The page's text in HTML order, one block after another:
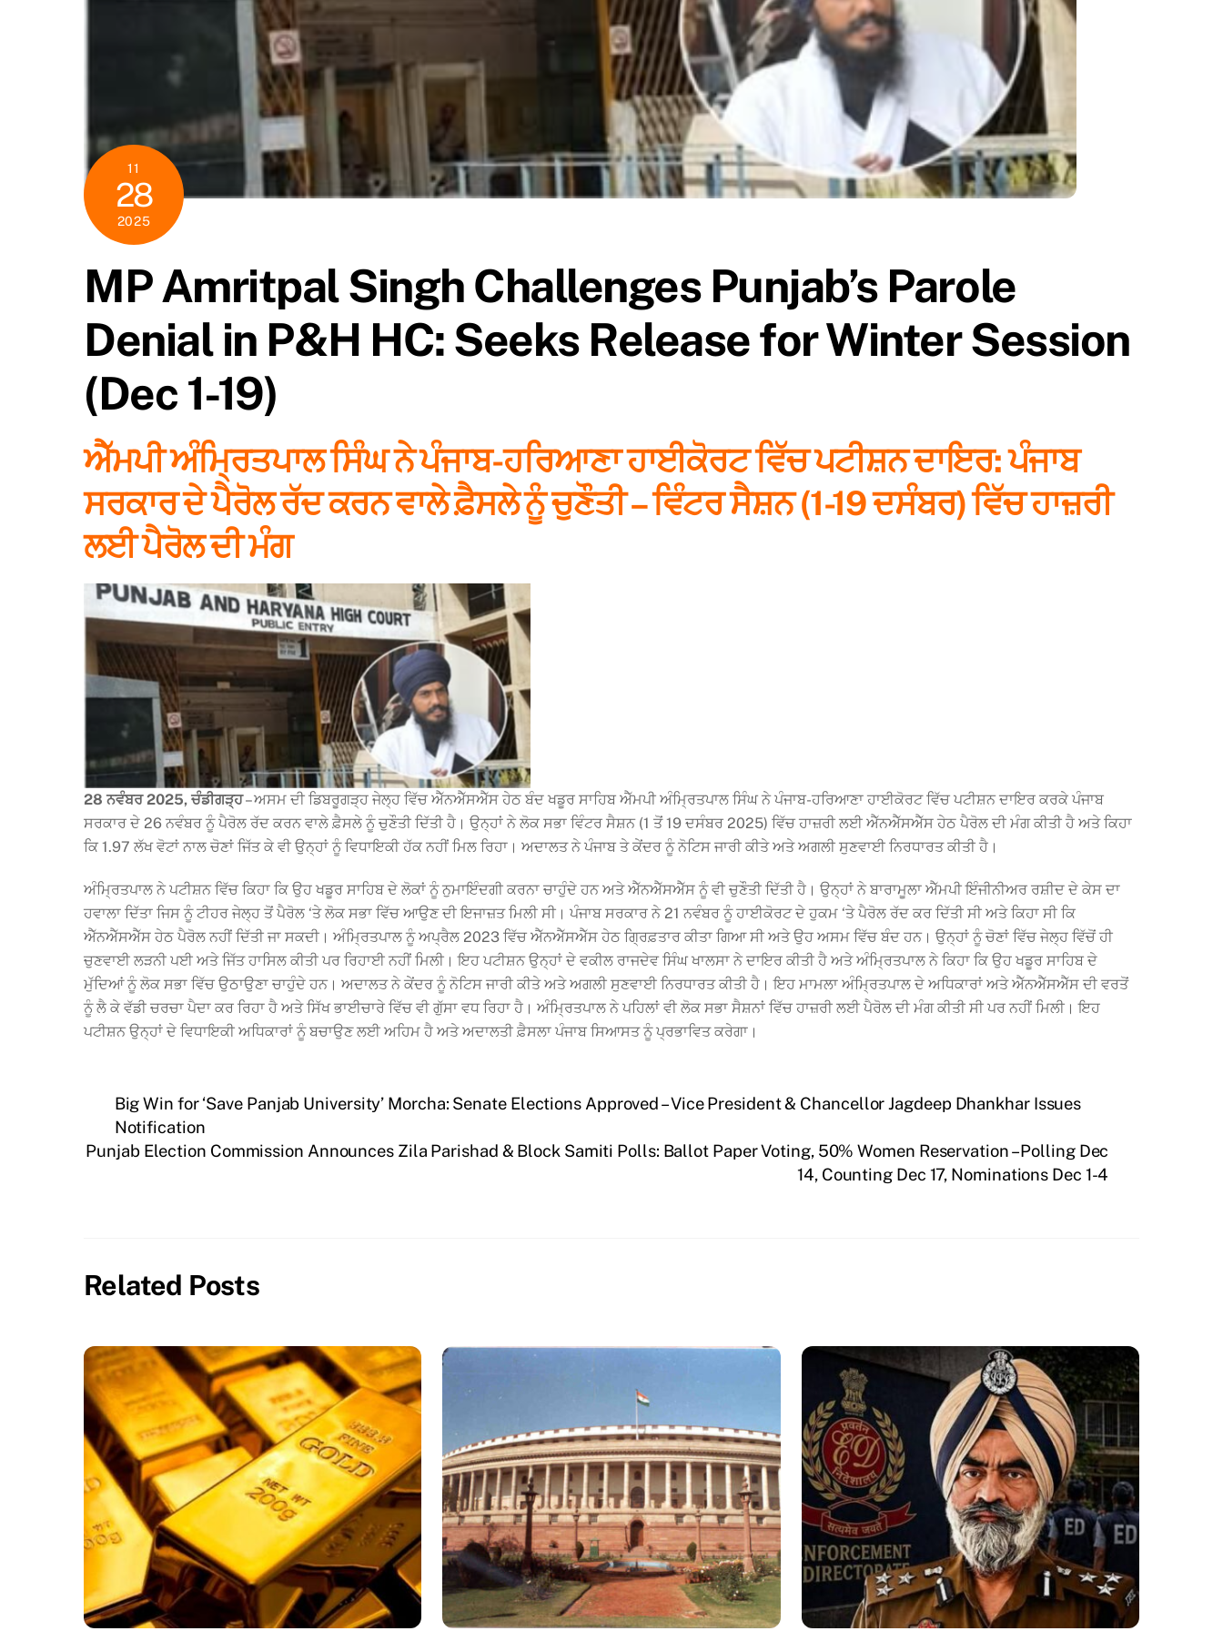
11
28
2025
MP Amritpal Singh Challenges Punjab’s Parole
Denial in P&H HC: Seeks Release for Winter Session
(Dec 1-19)
ਐੱਮਪੀ ਅੰਮ੍ਰਿਤਪਾਲ ਸਿੰਘ ਨੇ ਪੰਜਾਬ-ਹਰਿਆਣਾ ਹਾਈਕੋਰਟ ਵਿੱਚ ਪਟੀਸ਼ਨ ਦਾਇਰ: ਪੰਜਾਬ
ਸਰਕਾਰ ਦੇ ਪੈਰੋਲ ਰੱਦ ਕਰਨ ਵਾਲੇ ਫ਼ੈਸਲੇ ਨੂੰ ਚੁਣੌਤੀ – ਵਿੰਟਰ ਸੈਸ਼ਨ (1-19 ਦਸੰਬਰ) ਵਿੱਚ ਹਾਜ਼ਰੀ
ਲਈ ਪੈਰੋਲ ਦੀ ਮੰਗ
28 ਨਵੰਬਰ 2025, ਚੰਡੀਗੜ੍ਹ– ਅਸਮ ਦੀ ਡਿਬਰੂਗੜ੍ਹ ਜੇਲ੍ਹ ਵਿੱਚ ਐੱਨਐੱਸਐੱਸ ਹੇਠ ਬੰਦ ਖਡੂਰ ਸਾਹਿਬ ਐੱਮਪੀ ਅੰਮ੍ਰਿਤਪਾਲ ਸਿੰਘ ਨੇ ਪੰਜਾਬ-ਹਰਿਆਣਾ ਹਾਈਕੋਰਟ ਵਿੱਚ ਪਟੀਸ਼ਨ ਦਾਇਰ ਕਰਕੇ ਪੰਜਾਬ
ਸਰਕਾਰ ਦੇ 26 ਨਵੰਬਰ ਨੂੰ ਪੈਰੋਲ ਰੱਦ ਕਰਨ ਵਾਲੇ ਫ਼ੈਸਲੇ ਨੂੰ ਚੁਣੌਤੀ ਦਿੱਤੀ ਹੈ। ਉਨ੍ਹਾਂ ਨੇ ਲੋਕ ਸਭਾ ਵਿੰਟਰ ਸੈਸ਼ਨ (1 ਤੋਂ 19 ਦਸੰਬਰ 2025) ਵਿੱਚ ਹਾਜ਼ਰੀ ਲਈ ਐੱਨਐੱਸਐੱਸ ਹੇਠ ਪੈਰੋਲ ਦੀ ਮੰਗ ਕੀਤੀ ਹੈ ਅਤੇ ਕਿਹਾ
ਕਿ 1.97 ਲੱਖ ਵੋਟਾਂ ਨਾਲ ਚੋਣਾਂ ਜਿੱਤ ਕੇ ਵੀ ਉਨ੍ਹਾਂ ਨੂੰ ਵਿਧਾਇਕੀ ਹੱਕ ਨਹੀਂ ਮਿਲ ਰਿਹਾ। ਅਦਾਲਤ ਨੇ ਪੰਜਾਬ ਤੇ ਕੇਂਦਰ ਨੂੰ ਨੋਟਿਸ ਜਾਰੀ ਕੀਤੇ ਅਤੇ ਅਗਲੀ ਸੁਣਵਾਈ ਨਿਰਧਾਰਤ ਕੀਤੀ ਹੈ।
ਅੰਮ੍ਰਿਤਪਾਲ ਨੇ ਪਟੀਸ਼ਨ ਵਿੱਚ ਕਿਹਾ ਕਿ ਉਹ ਖਡੂਰ ਸਾਹਿਬ ਦੇ ਲੋਕਾਂ ਨੂੰ ਨੁਮਾਇੰਦਗੀ ਕਰਨਾ ਚਾਹੁੰਦੇ ਹਨ ਅਤੇ ਐੱਨਐੱਸਐੱਸ ਨੂੰ ਵੀ ਚੁਣੌਤੀ ਦਿੱਤੀ ਹੈ। ਉਨ੍ਹਾਂ ਨੇ ਬਾਰਾਮੂਲਾ ਐੱਮਪੀ ਇੰਜੀਨੀਅਰ ਰਸ਼ੀਦ ਦੇ ਕੇਸ ਦਾ
ਹਵਾਲਾ ਦਿੱਤਾ ਜਿਸ ਨੂੰ ਟੀਹਰ ਜੇਲ੍ਹ ਤੋਂ ਪੈਰੋਲ ‘ਤੇ ਲੋਕ ਸਭਾ ਵਿੱਚ ਆਉਣ ਦੀ ਇਜਾਜ਼ਤ ਮਿਲੀ ਸੀ। ਪੰਜਾਬ ਸਰਕਾਰ ਨੇ 21 ਨਵੰਬਰ ਨੂੰ ਹਾਈਕੋਰਟ ਦੇ ਹੁਕਮ ‘ਤੇ ਪੈਰੋਲ ਰੱਦ ਕਰ ਦਿੱਤੀ ਸੀ ਅਤੇ ਕਿਹਾ ਸੀ ਕਿ
ਐੱਨਐੱਸਐੱਸ ਹੇਠ ਪੈਰੋਲ ਨਹੀਂ ਦਿੱਤੀ ਜਾ ਸਕਦੀ। ਅੰਮ੍ਰਿਤਪਾਲ ਨੂੰ ਅਪ੍ਰੈਲ 2023 ਵਿੱਚ ਐੱਨਐੱਸਐੱਸ ਹੇਠ ਗ੍ਰਿਫ਼ਤਾਰ ਕੀਤਾ ਗਿਆ ਸੀ ਅਤੇ ਉਹ ਅਸਮ ਵਿੱਚ ਬੰਦ ਹਨ। ਉਨ੍ਹਾਂ ਨੂੰ ਚੋਣਾਂ ਵਿੱਚ ਜੇਲ੍ਹ ਵਿੱਚੋਂ ਹੀ
ਚੁਣਵਾਈ ਲੜਨੀ ਪਈ ਅਤੇ ਜਿੱਤ ਹਾਸਿਲ ਕੀਤੀ ਪਰ ਰਿਹਾਈ ਨਹੀਂ ਮਿਲੀ। ਇਹ ਪਟੀਸ਼ਨ ਉਨ੍ਹਾਂ ਦੇ ਵਕੀਲ ਰਾਜਦੇਵ ਸਿੰਘ ਖਾਲਸਾ ਨੇ ਦਾਇਰ ਕੀਤੀ ਹੈ ਅਤੇ ਅੰਮ੍ਰਿਤਪਾਲ ਨੇ ਕਿਹਾ ਕਿ ਉਹ ਖਡੂਰ ਸਾਹਿਬ ਦੇ
ਮੁੱਦਿਆਂ ਨੂੰ ਲੋਕ ਸਭਾ ਵਿੱਚ ਉਠਾਉਣਾ ਚਾਹੁੰਦੇ ਹਨ। ਅਦਾਲਤ ਨੇ ਕੇਂਦਰ ਨੂੰ ਨੋਟਿਸ ਜਾਰੀ ਕੀਤੇ ਅਤੇ ਅਗਲੀ ਸੁਣਵਾਈ ਨਿਰਧਾਰਤ ਕੀਤੀ ਹੈ। ਇਹ ਮਾਮਲਾ ਅੰਮ੍ਰਿਤਪਾਲ ਦੇ ਅਧਿਕਾਰਾਂ ਅਤੇ ਐੱਨਐੱਸਐੱਸ ਦੀ ਵਰਤੋਂ
ਨੂੰ ਲੈ ਕੇ ਵੱਡੀ ਚਰਚਾ ਪੈਦਾ ਕਰ ਰਿਹਾ ਹੈ ਅਤੇ ਸਿੱਖ ਭਾਈਚਾਰੇ ਵਿੱਚ ਵੀ ਗੁੱਸਾ ਵਧ ਰਿਹਾ ਹੈ। ਅੰਮ੍ਰਿਤਪਾਲ ਨੇ ਪਹਿਲਾਂ ਵੀ ਲੋਕ ਸਭਾ ਸੈਸ਼ਨਾਂ ਵਿੱਚ ਹਾਜ਼ਰੀ ਲਈ ਪੈਰੋਲ ਦੀ ਮੰਗ ਕੀਤੀ ਸੀ ਪਰ ਨਹੀਂ ਮਿਲੀ। ਇਹ
ਪਟੀਸ਼ਨ ਉਨ੍ਹਾਂ ਦੇ ਵਿਧਾਇਕੀ ਅਧਿਕਾਰਾਂ ਨੂੰ ਬਚਾਉਣ ਲਈ ਅਹਿਮ ਹੈ ਅਤੇ ਅਦਾਲਤੀ ਫ਼ੈਸਲਾ ਪੰਜਾਬ ਸਿਆਸਤ ਨੂੰ ਪ੍ਰਭਾਵਿਤ ਕਰੇਗਾ।
Big Win for ‘Save Panjab University’ Morcha: Senate Elections Approved – Vice President & Chancellor Jagdeep Dhankhar Issues
Notification
Punjab Election Commission Announces Zila Parishad & Block Samiti Polls: Ballot Paper Voting, 50% Women Reservation – Polling Dec
14, Counting Dec 17, Nominations Dec 1-4
Related Posts